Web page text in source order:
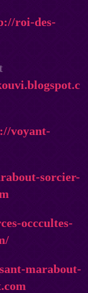
roi-des-
voyant-
sorcier-
occcultes-
marabout-